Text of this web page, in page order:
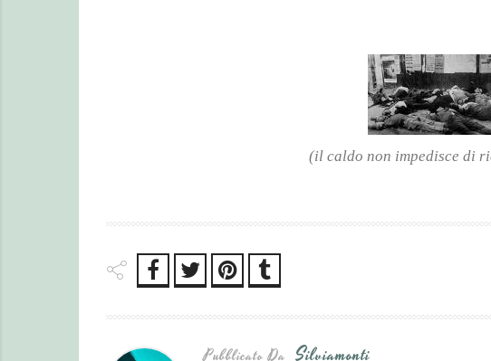
(il caldo non impedisce di
Pubblicato Da Silviamonti